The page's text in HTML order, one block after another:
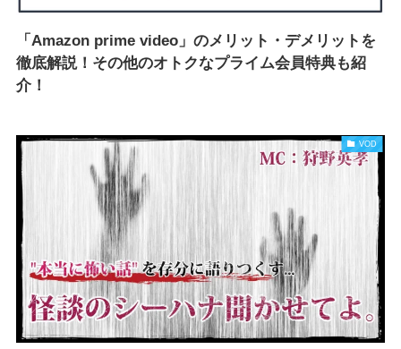
「Amazon prime video」のメリット・デメリットを
徹底解説！その他のオトクなプライム会員特典も紹
介！
VOD